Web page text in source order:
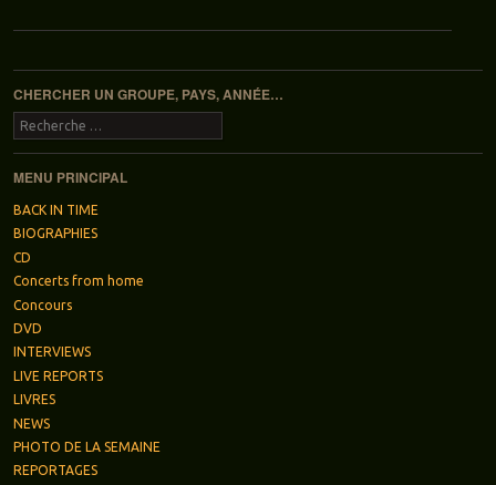
Navigation des articles
CHERCHER UN GROUPE, PAYS, ANNÉE…
Recherche
MENU PRINCIPAL
BACK IN TIME
BIOGRAPHIES
CD
Concerts from home
Concours
DVD
INTERVIEWS
LIVE REPORTS
LIVRES
NEWS
PHOTO DE LA SEMAINE
REPORTAGES